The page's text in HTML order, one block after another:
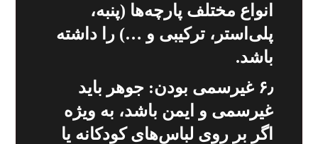
انواع مختلف پارچه‌ها (پنبه،
پلی‌استر، ترکیبی و …) را داشته
باشد.
۶٫ غیرسمی بودن: جوهر باید
غیرسمی و ایمن باشد، به ویژه
اگر بر روی لباس‌های کودکانه یا